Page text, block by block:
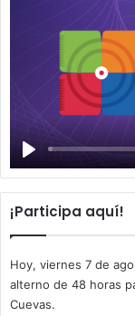
¡Participa aquí!
Hoy, viernes 7 de
alterno de 48 horas
Cuevas.